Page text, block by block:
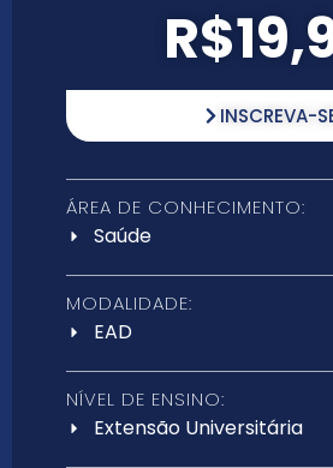
INSCREVA-
ÁREA DE CONHECIMENTO:
Saúde
MODALIDADE:
EAD
NÍVEL DE ENSINO:
Extensão Universitária